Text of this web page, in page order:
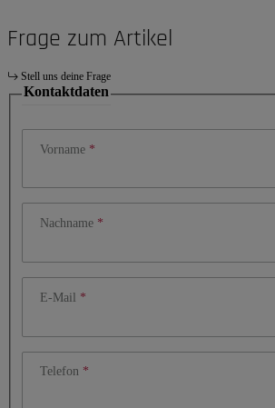
Frage zum Artikel
Stell uns deine Frage
Kontaktdaten
Vorname
Nachname
E-Mail
Telefon